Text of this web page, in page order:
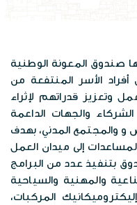
صندوق المعونة الوطنية
أفراد الأسر المنتفعة من
وتعزيز قدراتهم لإثراء
والجهات الداعمة
و والمجتمع المدني، بهدف
إلى ميدان العمل
بتنفيذ عدد من البرامج
والمهنية والسياحية
المركبات،